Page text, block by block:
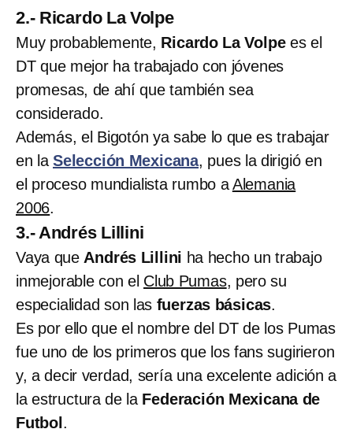
2.- Ricardo La Volpe
Muy probablemente, Ricardo La Volpees el
DT que mejor ha trabajado con jóvenes
promesas, de ahí que también sea
considerado.
Además, el Bigotón ya sabe lo que es trabajar
en la Selección Mexicana, pues la dirigió en
el proceso mundialista rumbo aAlemania
2006.
3.- Andrés Lillini
Vaya que Andrés Lillini ha hecho un trabajo
inmejorable con el Club Pumas, pero su
especialidad son las fuerzas básicas.
Es por ello que el nombre del DT de los Pumas
fue uno de los primeros que los fans sugirieron
y, a decir verdad, sería una excelente adición a
la estructura de la Federación Mexicana de
Futbol .